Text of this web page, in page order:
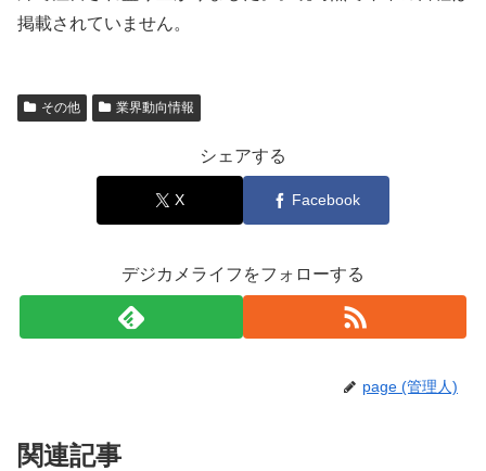
掲載されていません。
その他 業界動向情報
シェアする
X Facebook
デジカメライフをフォローする
page (管理人)
関連記事